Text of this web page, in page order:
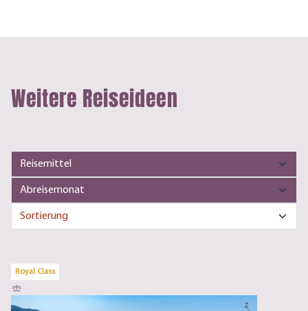
Weitere Reiseideen
Royal Class